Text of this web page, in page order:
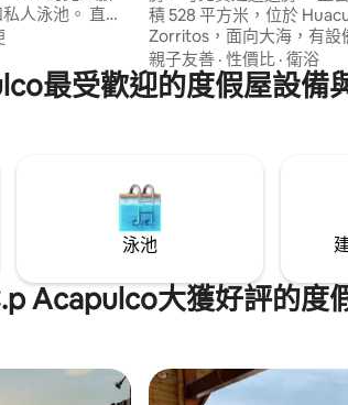
人泳池。 直接
屋經理（上午9
付額外費用。 房
裏，距離
積 528 平方米，位於
Zorritos，面向大海，有設
池。所有空間都可欣賞海景。 3 間臥室
間都有自己的浴室，提供更
還有私人露台、客廳、餐廳
親子友善 · 性價比 · 衛浴
最受歡迎的度假屋設備
泳池
Acapulco大獲好評的度